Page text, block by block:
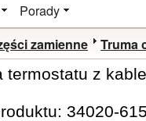
Porady
zamienne Truma
termostatu z
34020-